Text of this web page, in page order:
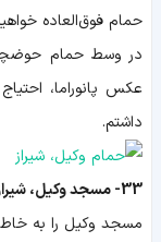
حمام فوق‌العاده
در وسط حمام
عکس پانوراما،
داشتم.
33- مسجد وکیل، شیراز
مسجد وکیل را به